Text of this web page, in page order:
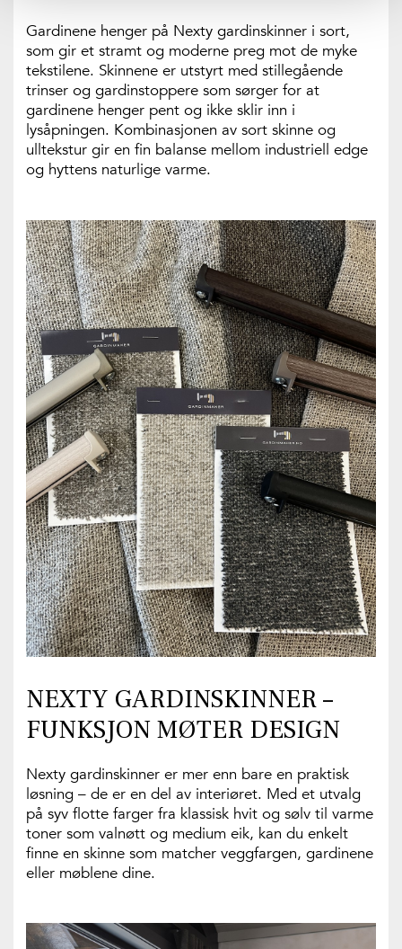
Gardinene henger på Nexty gardinskinner i sort,
som gir et stramt og moderne preg mot de myke
tekstilene. Skinnene er utstyrt med stillegående
trinser og gardinstoppere som sørger for at
gardinene henger pent og ikke sklir inn i
lysåpningen. Kombinasjonen av sort skinne og
ulltekstur gir en fin balanse mellom industriell edge
og hyttens naturlige varme.
NEXTY GARDINSKINNER –
FUNKSJON MØTER DESIGN
Nexty gardinskinner er mer enn bare en praktisk
løsning – de er en del av interiøret. Med et utvalg
på syv flotte farger fra klassisk hvit og sølv til varme
toner som valnøtt og medium eik, kan du enkelt
finne en skinne som matcher veggfargen, gardinene
eller møblene dine.